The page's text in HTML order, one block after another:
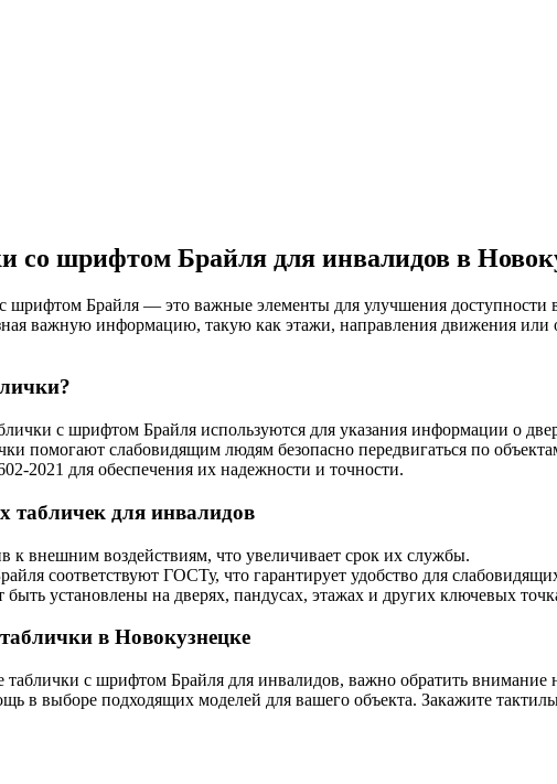
со шрифтом Брайля для инвалидов в
шрифтом Брайля — это важные элементы для улучшения
важную информацию, такую как этажи, направления движения или
с шрифтом Брайля используются для указания информации о
помогают слабовидящим людям безопасно передвигаться по
2021 для обеспечения их надежности и точности.
табличек для инвалидов
к внешним воздействиям, что увеличивает срок их службы.
соответствуют ГОСТу, что гарантирует удобство для
установлены на дверях, пандусах, этажах и других ключевых
в Новокузнецке
с шрифтом Брайля для инвалидов, важно обратить
в выборе подходящих моделей для вашего объекта. Закажите